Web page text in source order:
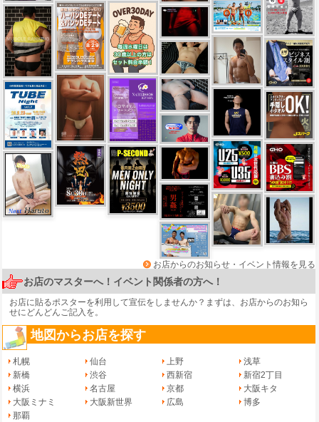
お店からのお知らせ・イベント情報を見る
お店のマスターへ！イベント関係者の方へ！
お店に貼るポスターを利用して宣伝をしませんか？まずは、 お店からのお知ら
せにどんどんご記入を。
地図からお店を探す
札幌 仙台 上野
浅草
新橋
渋谷 西新宿
新宿2丁目
横浜
名古屋 京都
大阪キタ
大阪ミナミ
大阪新世界 広島
博多
那覇